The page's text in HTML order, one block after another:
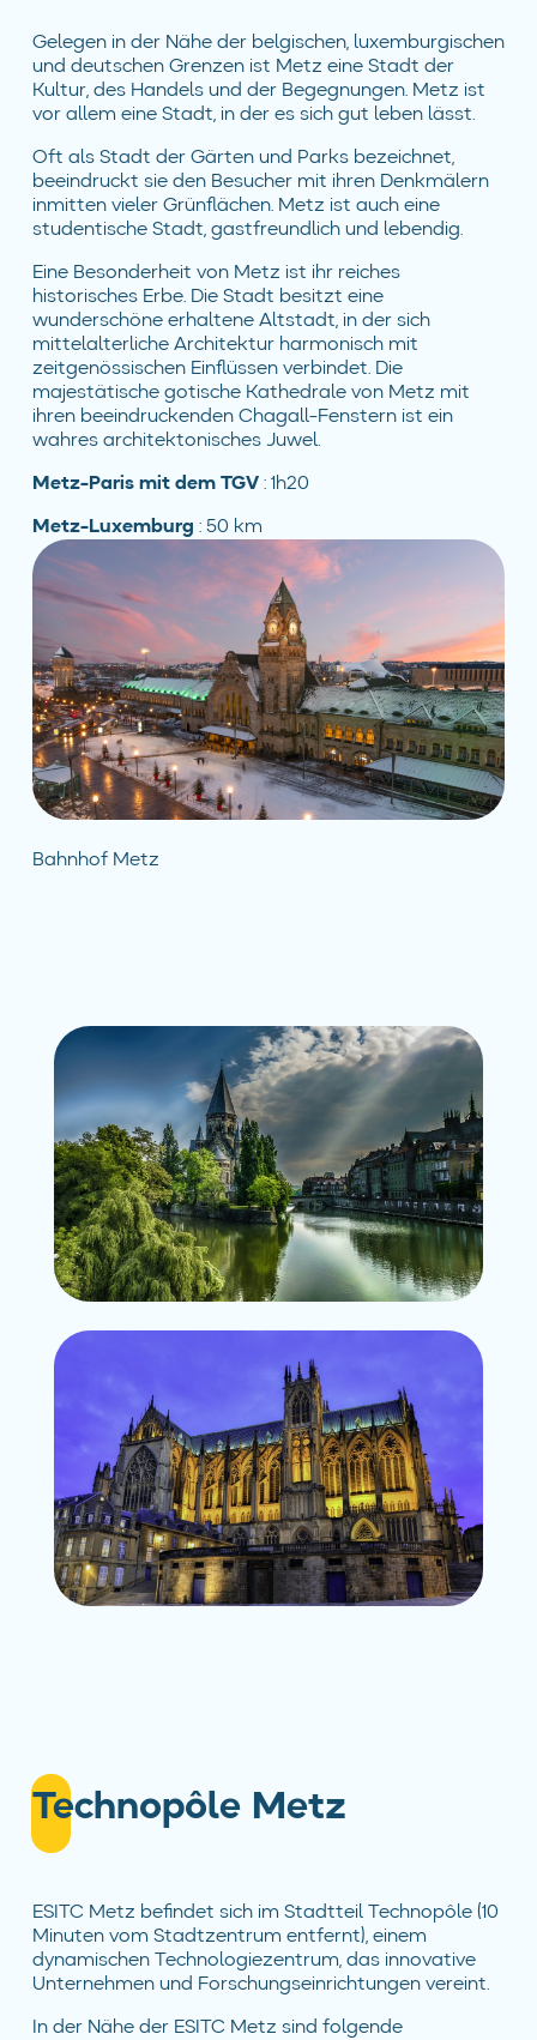
Gelegen in der Nähe der belgischen, luxemburgischen
und deutschen Grenzen ist Metz eine Stadt der
Kultur, des Handels und der Begegnungen. Metz ist
vor allem eine Stadt, in der es sich gut leben lässt.
Oft als Stadt der Gärten und Parks bezeichnet,
beeindruckt sie den Besucher mit ihren Denkmälern
inmitten vieler Grünflächen. Metz ist auch eine
studentische Stadt, gastfreundlich und lebendig.
Eine Besonderheit von Metz ist ihr reiches
historisches Erbe. Die Stadt besitzt eine
wunderschöne erhaltene Altstadt, in der sich
mittelalterliche Architektur harmonisch mit
zeitgenössischen Einflüssen verbindet. Die
majestätische gotische Kathedrale von Metz mit
ihren beeindruckenden Chagall-Fenstern ist ein
wahres architektonisches Juwel.
Metz-Paris mit dem TGV : 1h20
Metz-Luxemburg : 50 km
Bahnhof Metz
Technopôle Metz
ESITC Metz befindet sich im Stadtteil Technopôle (10
Minuten vom Stadtzentrum entfernt), einem
dynamischen Technologiezentrum, das innovative
Unternehmen und Forschungseinrichtungen vereint.
In der Nähe der ESITC Metz sind folgende